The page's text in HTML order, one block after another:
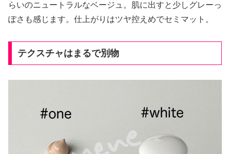
らいのニュートラルなベージュ。肌に出すと少しグレーっ
ぽさも感じます。仕上がりはツヤ控えめでセミマット。
テクスチャはまるで別物